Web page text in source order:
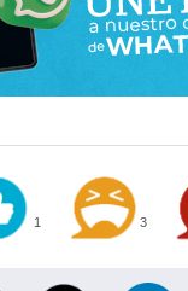
1 3